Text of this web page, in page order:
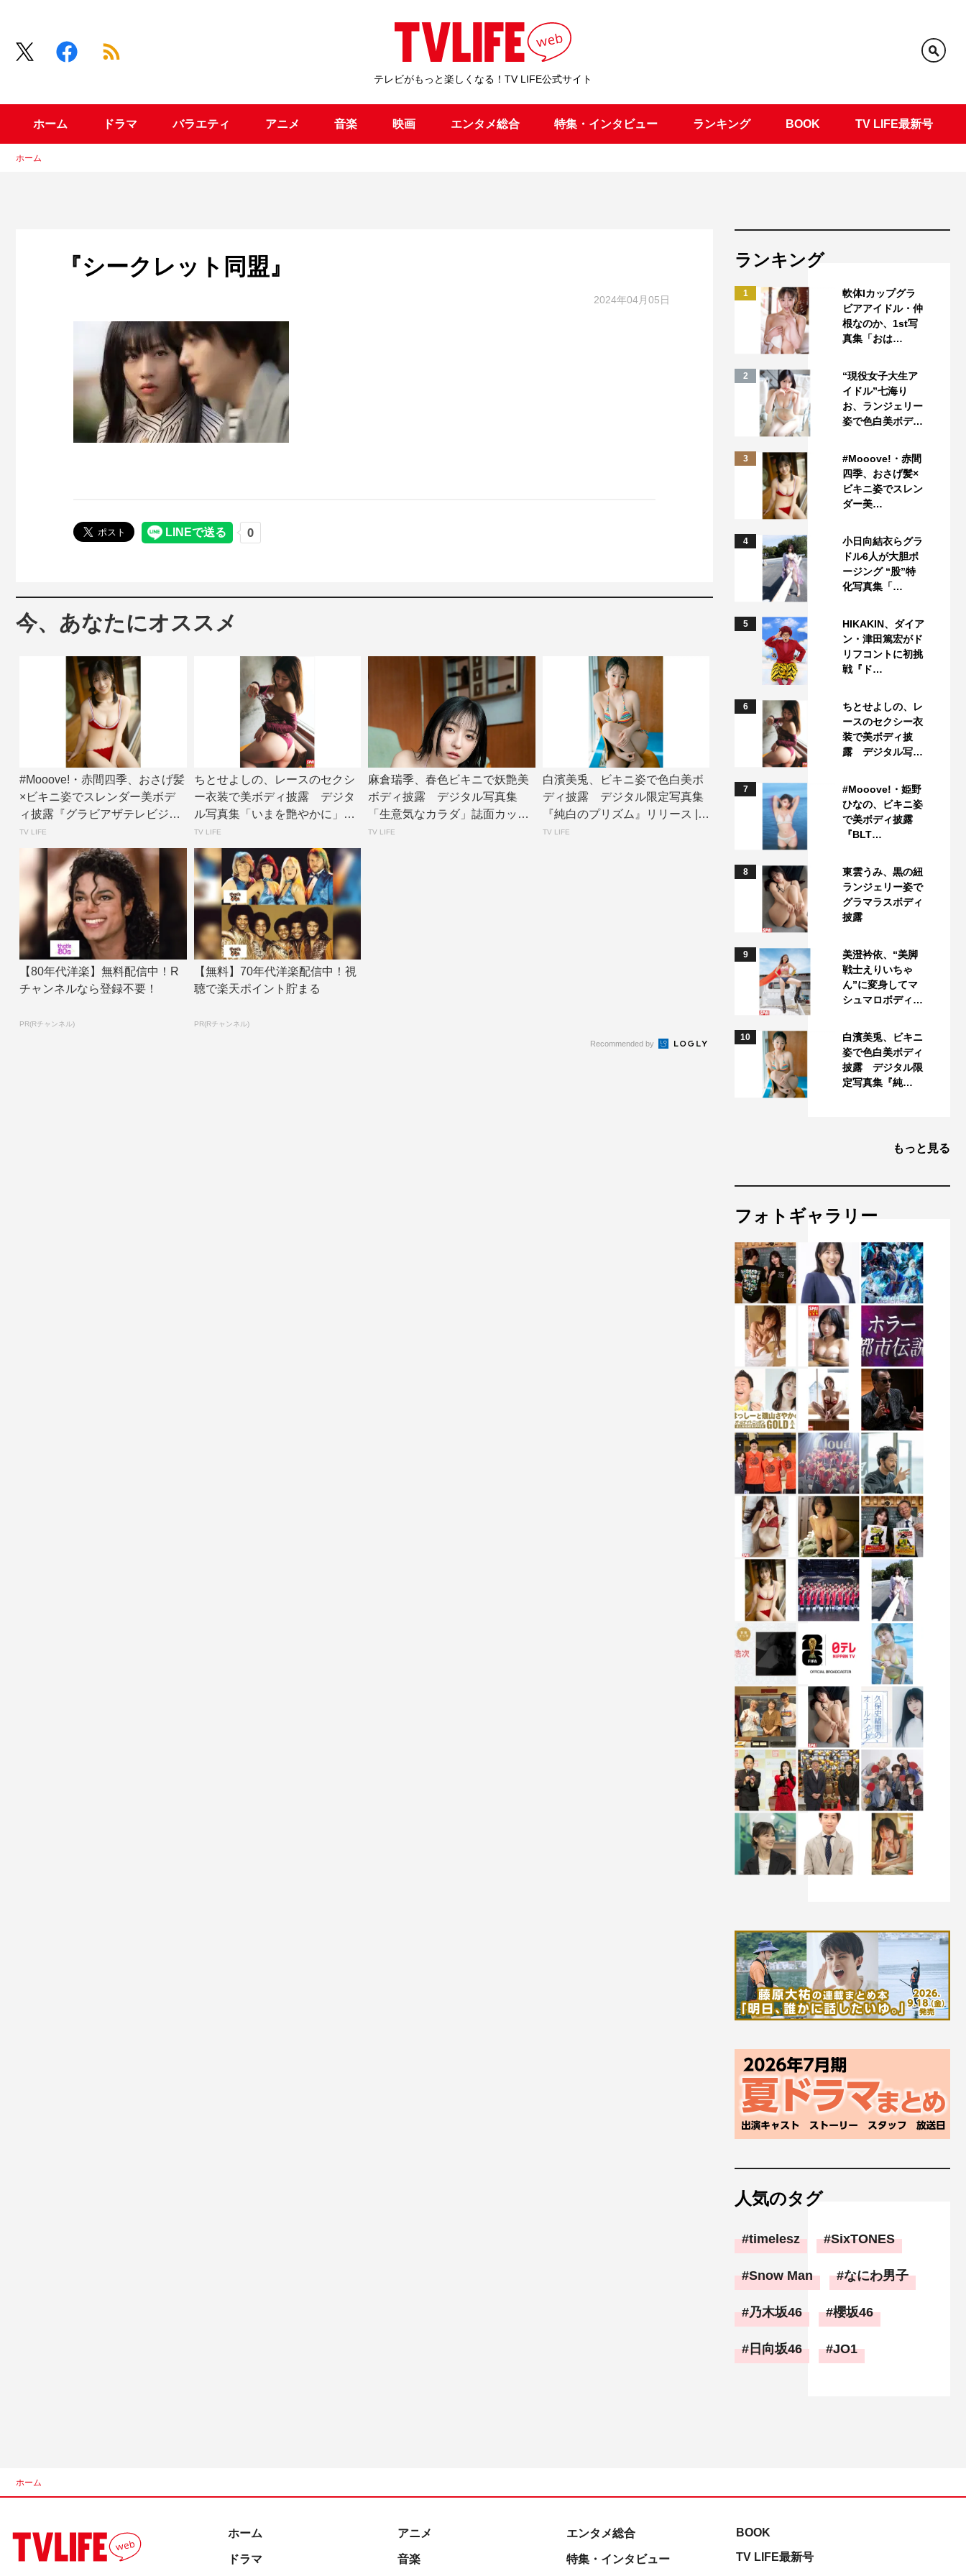
テレビがもっと楽しくなる！TV LIFE公式サイト
ホーム ドラマ バラエティ アニメ 音楽 映画 エンタメ総合 特集・インタビュー ランキング BOOK TV LIFE最新号
ホーム
『シークレット同盟』
2024年04月05日
今、あなたにオススメ
#Mooove!・赤間四季、おさげ髪
×ビキニ姿でスレンダー美ボデ
ィ披露『グラビアザテレビジョ
ン』アザ...
TV LIFE
ちとせよしの、レースのセクシ
ー衣装で美ボディ披露 デジタ
ル写真集「いまを艶やかに」誌
面カット公開 |...
TV LIFE
麻倉瑞季、春色ビキニで妖艶美
ボディ披露 デジタル写真集
「生意気なカラダ」誌面カット
公開 | TV L...
TV LIFE
白濱美兎、ビキニ姿で色白美ボ
ディ披露 デジタル限定写真集
『純白のプリズム』リリース | T
V LIF...
TV LIFE
【80年代洋楽】無料配信中！R
チャンネルなら登録不要！
PR(Rチャンネル)
【無料】70年代洋楽配信中！視
聴で楽天ポイント貯まる
PR(Rチャンネル)
Recommended by
ランキング
1
軟体Iカップグラ
ビアアイドル・仲
根なのか、1st写
真集「おは…
2
“現役女子大生ア
イドル”七海り
お、ランジェリー
姿で色白美ボデ…
3
#Mooove!・赤間
四季、おさげ髪×
ビキニ姿でスレン
ダー美…
4
小日向結衣らグラ
ドル6人が大胆ポ
ージング “股”特
化写真集「…
5
HIKAKIN、ダイア
ン・津田篤宏がド
リフコントに初挑
戦『ド…
6
ちとせよしの、レ
ースのセクシー衣
装で美ボディ披
露 デジタル写…
7
#Mooove!・姫野
ひなの、ビキニ姿
で美ボディ披露
『BLT…
8
東雲うみ、黒の紐
ランジェリー姿で
グラマラスボディ
披露
9
美澄衿依、“美脚
戦士えりいちゃ
ん”に変身してマ
シュマロボディ…
10
白濱美兎、ビキニ
姿で色白美ボディ
披露 デジタル限
定写真集『純…
もっと見る
フォトギャラリー
人気のタグ
timelesz SixTONES
Snow Man なにわ男子
乃木坂46 櫻坂46
日向坂46 JO1
ホーム
ホーム
ドラマ
アニメ
音楽
エンタメ総合
特集・インタビュー
BOOK
TV LIFE最新号